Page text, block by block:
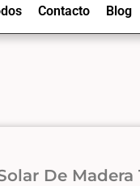
Contacto Blog
De Madera